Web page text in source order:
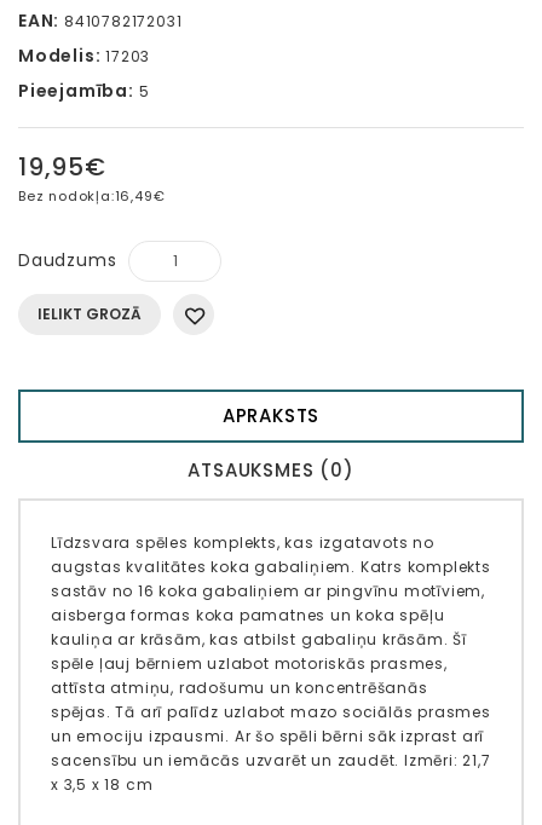
EAN: 8410782172031
Modelis: 17203
Pieejamība: 5
19,95€
Bez nodokļa:16,49€
Daudzums
IELIKT GROZĀ
APRAKSTS
ATSAUKSMES (0)
Līdzsvara spēles komplekts, kas izgatavots no
augstas kvalitātes koka gabaliņiem. Katrs komplekts
sastāv no 16 koka gabaliņiem ar pingvīnu motīviem,
aisberga formas koka pamatnes un koka spēļu
kauliņa ar krāsām, kas atbilst gabaliņu krāsām. Šī
spēle ļauj bērniem uzlabot motoriskās prasmes,
attīsta atmiņu, radošumu un koncentrēšanās
spējas. Tā arī palīdz uzlabot mazo sociālās prasmes
un emociju izpausmi. Ar šo spēli bērni sāk izprast arī
sacensību un iemācās uzvarēt un zaudēt. Izmēri: 21,7
x 3,5 x 18 cm